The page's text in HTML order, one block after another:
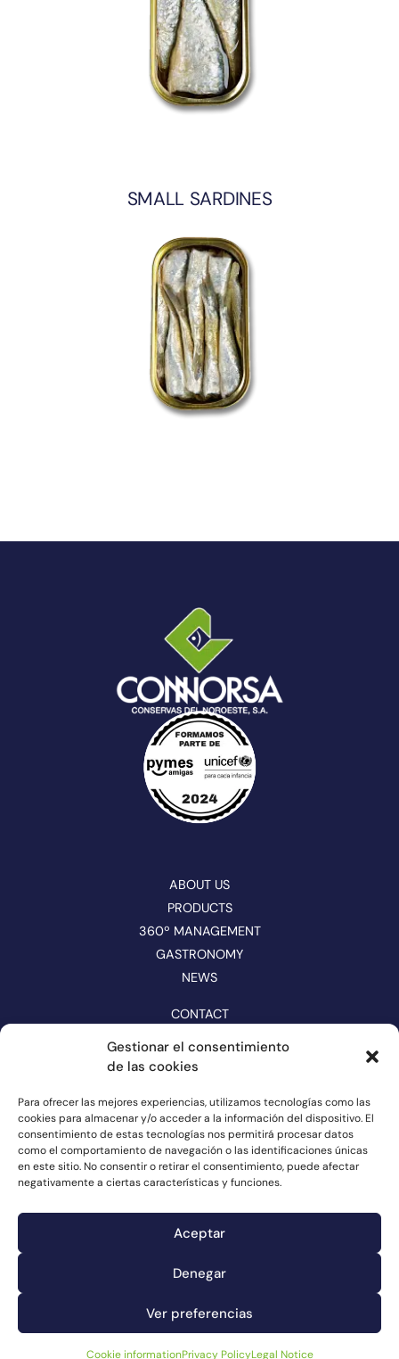
Gestionar el consentimiento
de las cookies
Para ofrecer las mejores experiencias, utilizamos tecnologías como las
cookies para almacenar y/o acceder a la información del dispositivo. El
consentimiento de estas tecnologías nos permitirá procesar datos
como el comportamiento de navegación o las identificaciones únicas
en este sitio. No consentir o retirar el consentimiento, puede afectar
negativamente a ciertas características y funciones.
Aceptar
Denegar
Ver preferencias
Cookie informationPrivacy PolicyLegal Notice
SMALL SARDINES
ABOUT US
PRODUCTS
360º MANAGEMENT
GASTRONOMY
NEWS
CONTACT
FOLLOW US ON NETWORKS
Cookie information